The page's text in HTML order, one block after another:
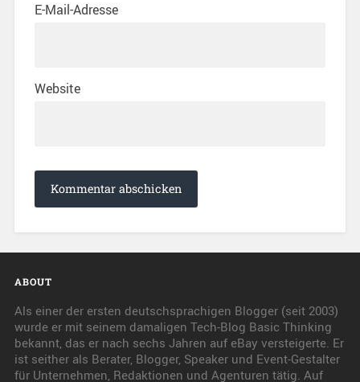
E-Mail-Adresse
Website
ABOUT
Als einer der ersten deutschsprachigen Blogger (seit 2003)
wurde er mit seinem damaligen Tech-Blog Basic Thinking
bekannt, das er nach sechs Jahren auf eBay versteigerte. Er
ist seither als Berater, Blogger, Speaker und Event-Gestalter
für Unternehmen, Redaktionen und Agenturen tätig. Auf